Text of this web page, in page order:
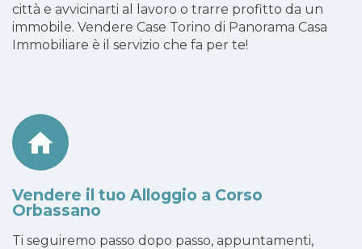
città e avvicinarti al lavoro o trarre profitto da un
immobile. Vendere Case Torino di Panorama Casa
Immobiliare è il servizio che fa per te!
Vendere il tuo Alloggio a Corso
Orbassano
Ti seguiremo passo dopo passo, appuntamenti,